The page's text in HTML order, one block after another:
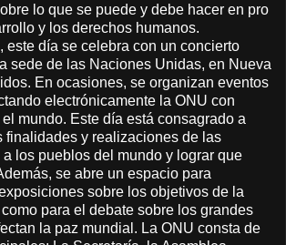
lo que se puede y debe hacer en pro
y los derechos humanos.
este día se celebra con un concierto
sede de las Naciones Unidas, en Nueva
En ocasiones, se organizan eventos
electrónicamente la ONU con
mundo. Este día está consagrado a
finalidades y realizaciones de las
los pueblos del mundo y lograr que
se abre un espacio para
sobre los objetivos de la
para el debate sobre los grandes
la paz mundial. La ONU consta de